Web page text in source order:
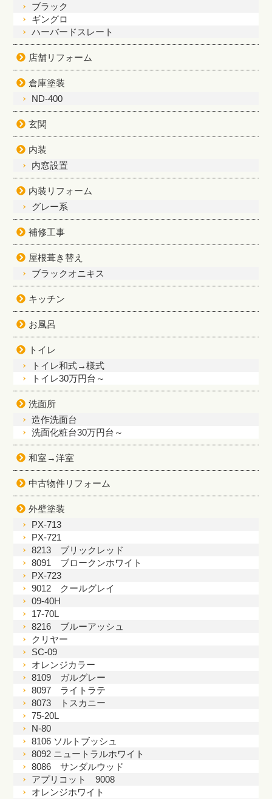
ブラック
ギングロ
ハーバードスレート
店舗リフォーム
倉庫塗装
ND-400
玄関
内装
内窓設置
内装リフォーム
グレー系
補修工事
屋根葺き替え
ブラックオニキス
キッチン
お風呂
トイレ
トイレ和式→様式
トイレ30万円台～
洗面所
造作洗面台
洗面化粧台30万円台～
和室→洋室
中古物件リフォーム
外壁塗装
PX-713
PX-721
8213 ブリックレッド
8091 ブロークンホワイト
PX-723
9012 クールグレイ
09-40H
17-70L
8216 ブルーアッシュ
クリヤー
SC-09
オレンジカラー
8109 ガルグレー
8097 ライトラテ
8073 トスカニー
75-20L
N-80
8106 ソルトブッシュ
8092 ニュートラルホワイト
8086 サンダルウッド
アプリコット 9008
オレンジホワイト